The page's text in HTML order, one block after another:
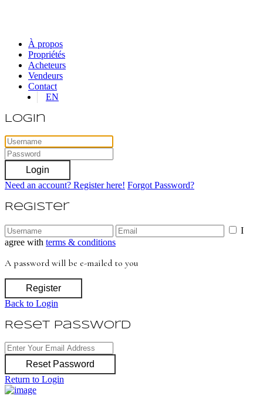
À propos
Propriétés
Acheteurs
Vendeurs
Contact
EN
Login
Login
Need an account? Register here! Forgot Password?
Register
I
agree with terms & conditions
A password will be e-mailed to you
Register
Back to Login
Reset Password
Reset Password
Return to Login